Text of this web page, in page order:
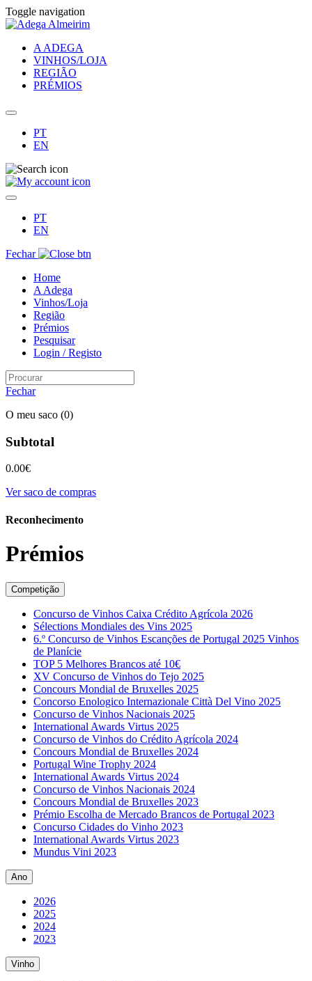
Toggle navigation
A ADEGA
VINHOS/LOJA
REGIÃO
PRÉMIOS
PT
EN
PT
EN
Fechar
Home
A Adega
Vinhos/Loja
Região
Prémios
Pesquisar
Login / Registo
Fechar
O meu saco (0)
Subtotal
0.00€
Ver saco de compras
Reconhecimento
Prémios
Competição
Concurso de Vinhos Caixa Crédito Agrícola 2026
Sélections Mondiales des Vins 2025
6.º Concurso de Vinhos Escanções de Portugal 2025 Vinhos
de Planície
TOP 5 Melhores Brancos até 10€
XV Concurso de Vinhos do Tejo 2025
Concours Mondial de Bruxelles 2025
Concorso Enologico Internazionale Città Del Vino 2025
Concurso de Vinhos Nacionais 2025
International Awards Virtus 2025
Concurso de Vinhos do Crédito Agrícola 2024
Concours Mondial de Bruxelles 2024
Portugal Wine Trophy 2024
International Awards Virtus 2024
Concurso de Vinhos Nacionais 2024
Concours Mondial de Bruxelles 2023
Prémio Escolha de Mercado Brancos de Portugal 2023
Concurso Cidades do Vinho 2023
International Awards Virtus 2023
Mundus Vini 2023
Ano
2026
2025
2024
2023
Vinho